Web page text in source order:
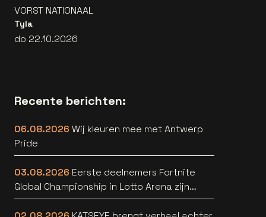
VORST NATIONAAL
Tyla
do 22.10.2026
Recente berichten:
06.08.2026 Wij kleuren mee met Antwerp
Pride
03.08.2026 Eerste deelnemers Fortnite
Global Championship in Lotto Arena zijn
bekend